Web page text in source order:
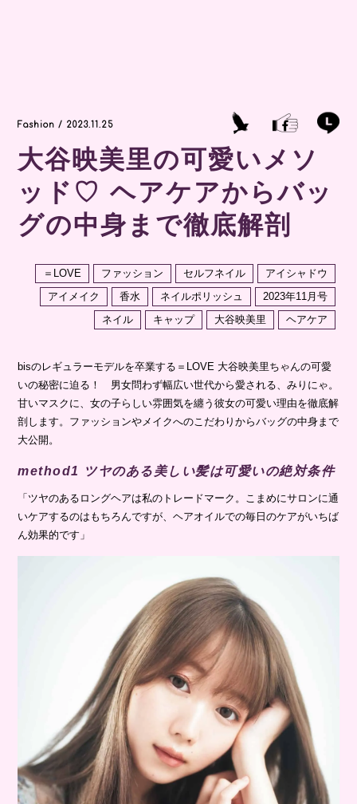
Fashion / 2023.11.25
大谷映美里の可愛いメソ
ッド♡ ヘアケアからバッ
グの中身まで徹底解剖
＝LOVE ファッション セルフネイル
アイシャドウ
アイメイク
香水 ネイルポリッシュ
2023年11月号
ネイル
キャップ 大谷映美里 ヘアケア
bisのレギュラーモデルを卒業する＝LOVE 大谷映美里ちゃんの可愛
いの秘密に迫る！ 男女問わず幅広い世代から愛される、みりにゃ。
甘いマスクに、女の子らしい雰囲気を纏う彼女の可愛い理由を徹底解
剖します。ファッションやメイクへのこだわりからバッグの中身まで
大公開。
method1 ツヤのある美しい髪は可愛いの絶対条件
「ツヤのあるロングヘアは私のトレードマーク。こまめにサロンに通
いケアするのはもちろんですが、ヘアオイルでの毎日のケアがいちば
ん効果的です」